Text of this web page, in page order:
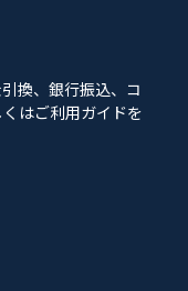
換、銀行振込、コ
はご利用ガイドを